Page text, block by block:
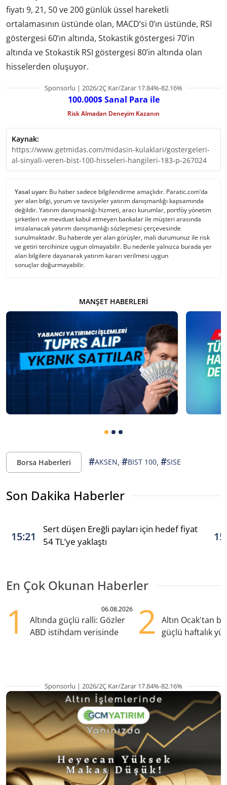
fiyatı 9, 21, 50 ve 200 günlük üssel hareketli
ortalamasının üstünde olan, MACD’si 0’ın üstünde, RSI
göstergesi 60’ın altında, Stokastik göstergesi 70’in
altında ve Stokastik RSI göstergesi 80’in altında olan
hisselerden oluşuyor.
Sponsorlu | 2026/2Ç Kar/Zarar 17.84%-82.16%
100.000$ Sanal Para ile
Risk Almadan Deneyim Kazanın
Kaynak:
https://www.getmidas.com/midasin-kulaklari/gostergeleri-
al-sinyali-veren-bist-100-hisseleri-hangileri-183-p-267024
Yasal uyarı: Bu haber sadece bilgilendirme amaçlıdır. Paratic.com’da
yer alan bilgi, yorum ve tavsiyeler yatırım danışmanlığı kapsamında
değildir. Yatırım danışmanlığı hizmeti, aracı kurumlar, portföy yönetim
şirketleri ve mevduat kabul etmeyen bankalar ile müşteri arasında
imzalanacak yatırım danışmanlığı sözleşmesi çerçevesinde
sunulmaktadır. Bu haberde yer alan görüşler, mali durumunuz ile risk
ve getiri tercihinize uygun olmayabilir. Bu nedenle yalnızca burada yer
alan bilgilere dayanarak yatırım kararı verilmesi uygun
sonuçlar doğurmayabilir.
MANŞET HABERLERI
Borsa Haberleri #AKSEN, #BIST 100, #SISE
Son Dakika Haberler
15:21
Sert düşen Ereğli payları için hedef fiyat
54 TL’ye yaklaştı
En Çok Okunan Haberler
1 06.08.2026
Altında güçlü ralli: Gözler
ABD istihdam verisinde
2
Altın Ocak'tan
güçlü haftalık
Sponsorlu | 2026/2Ç Kar/Zarar 17.84%-82.16%